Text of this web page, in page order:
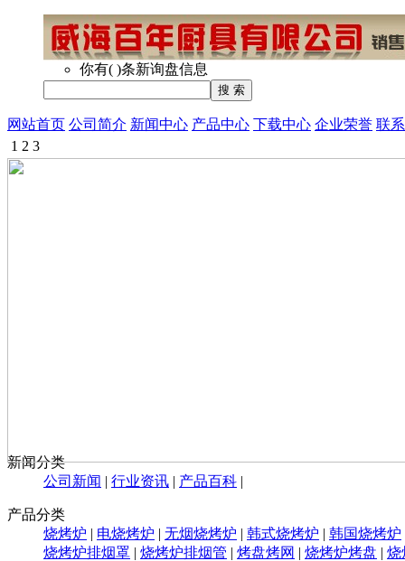
你有( )条新询盘信息
网站首页 公司简介 新闻中心 产品中心 下载中心 企业荣誉 联
1 2 3
新闻分类
公司新闻 | 行业资讯 | 产品百科 |
产品分类
烧烤炉 | 电烧烤炉 | 无烟烧烤炉 | 韩式烧烤炉 | 韩国烧烤炉
烧烤炉排烟罩 | 烧烤炉排烟管 | 烤盘烤网 | 烧烤炉烤盘 | 烧